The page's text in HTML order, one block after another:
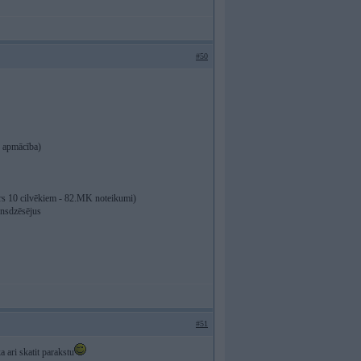
#50
10 cilvēkiem - 82.MK noteikumi)
#51
ari skatit parakstu